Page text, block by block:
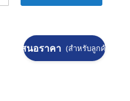
ขอใบเสนอราคา (สำหรับลูกค้าองค์กร)